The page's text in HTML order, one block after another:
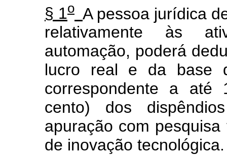
§ 1o A pessoa jurídica
relativamente às
automação, poderá
lucro real e da base
correspondente a até
cento) dos
apuração com
de inovação tecnológica.